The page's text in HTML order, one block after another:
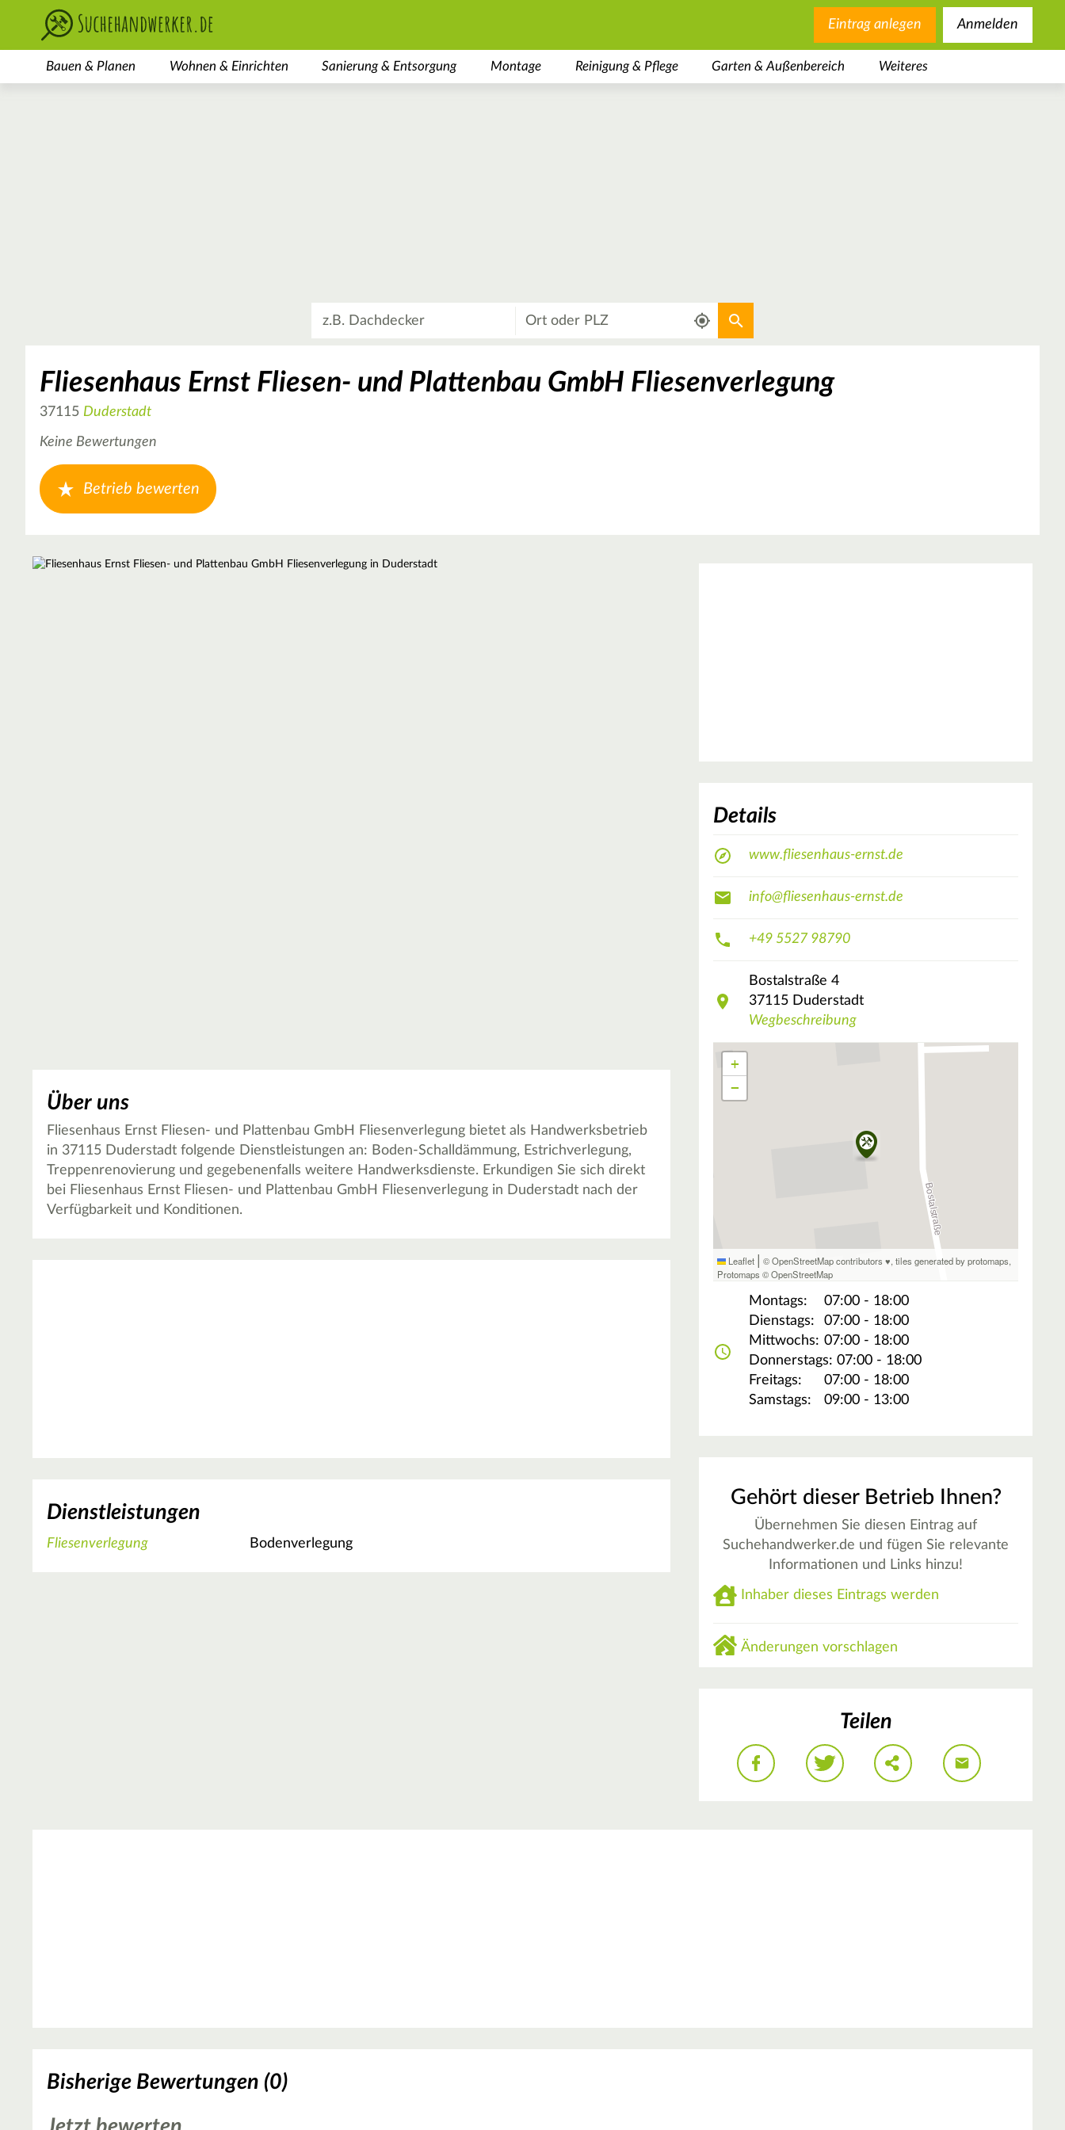
Eintrag anlegen Anmelden
Bauen & Planen Wohnen & Einrichten Sanierung & Entsorgung Montage Reinigung & Pflege Garten & Außenbereich Weiteres
Aktuellen Standort verwenden
Fliesenhaus Ernst Fliesen- und Plattenbau GmbH Fliesenverlegung
37115 Duderstadt
Keine Bewertungen
Betrieb bewerten
Über uns
Fliesenhaus Ernst Fliesen- und Plattenbau GmbH Fliesenverlegung bietet als Handwerksbetrieb
in 37115 Duderstadt folgende Dienstleistungen an: Boden-Schalldämmung, Estrichverlegung,
Treppenrenovierung und gegebenenfalls weitere Handwerksdienste. Erkundigen Sie sich direkt
bei Fliesenhaus Ernst Fliesen- und Plattenbau GmbH Fliesenverlegung in Duderstadt nach der
Verfügbarkeit und Konditionen.
Dienstleistungen
Fliesenverlegung Bodenverlegung
Details
www.fliesenhaus-ernst.de
info@fliesenhaus-ernst.de
+49 5527 98790
Bostalstraße 4
37115 Duderstadt
Wegbeschreibung
+
−
Leaflet | © OpenStreetMap contributors ♥,tiles generated by protomaps,
Protomaps ©OpenStreetMap
Montags:
07:00 - 18:00
Dienstags:
07:00 - 18:00
Mittwochs: 07:00 - 18:00
Donnerstags: 07:00 - 18:00
Freitags:
07:00 - 18:00
Samstags:
09:00 - 13:00
Gehört dieser Betrieb Ihnen?
Übernehmen Sie diesen Eintrag auf
Suchehandwerker.de und fügen Sie relevante
Informationen und Links hinzu!
Inhaber dieses Eintrags werden
Änderungen vorschlagen
Teilen
Bisherige Bewertungen (0)